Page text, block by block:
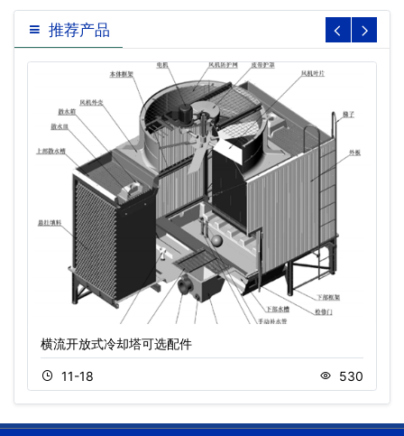
推荐产品
横流开放式冷却塔可选配件
11-18 530